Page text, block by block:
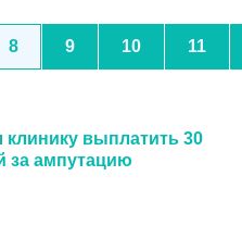
8 9 10 11
клинику выплатить 30
за ампутацию